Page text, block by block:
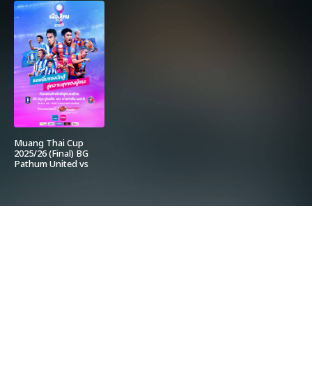
Muang Thai Cup
2025/26 (Final) BG
Pathum United vs